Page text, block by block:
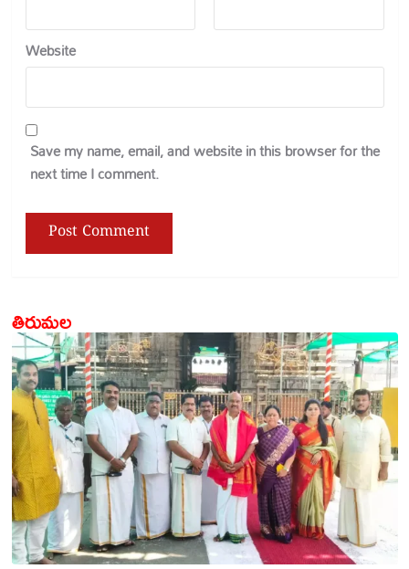
Website
Save my name, email, and website in this browser for the
next time I comment.
తిరుమల